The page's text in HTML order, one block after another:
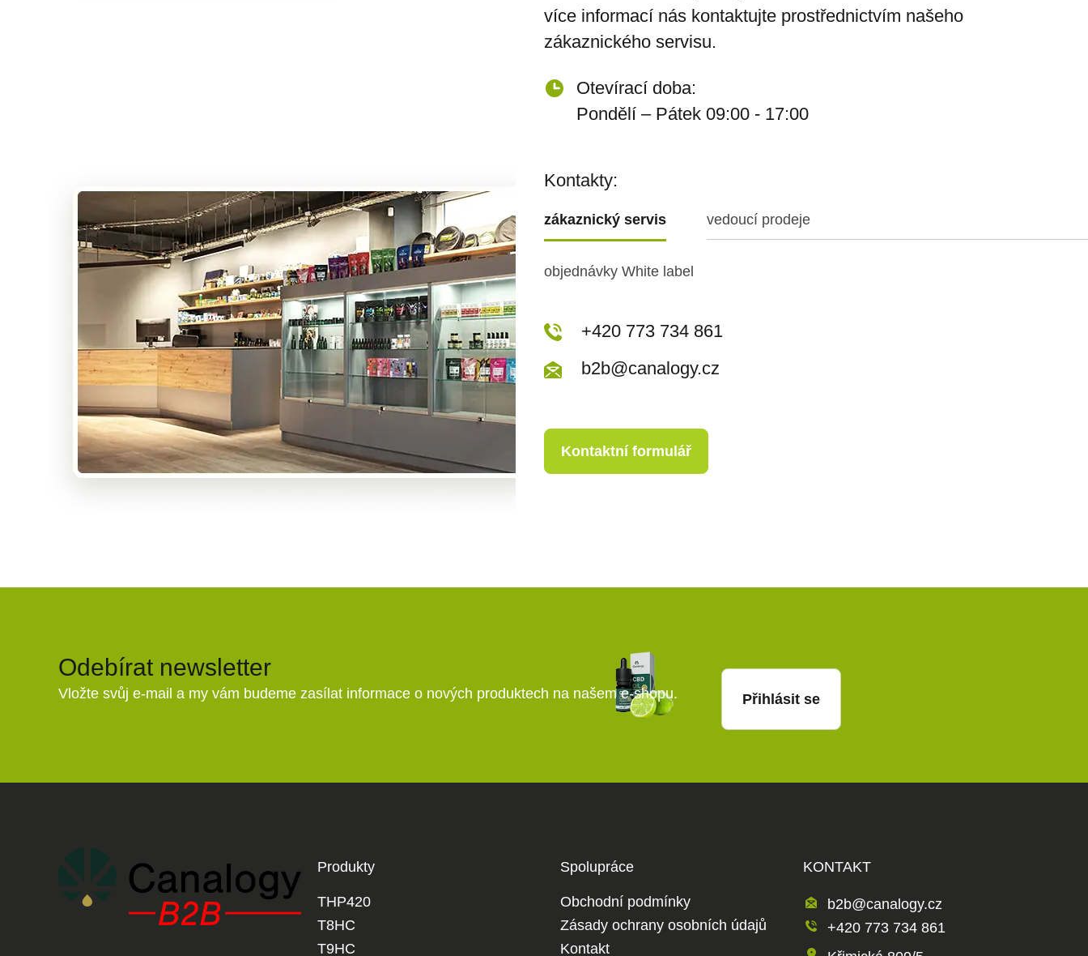
více informací nás kontaktujte prostřednictvím našeho
zákaznického servisu.
Otevírací doba:
Pondělí – Pátek 09:00 - 17:00
Kontakty:
zákaznický servis vedoucí prodeje
objednávky White label
+420 773 717 942
kopecka@canapuff.cz
Kontaktní formulář
+420 773 734 861
b2b@canalogy.cz
Kontaktní formulář
Odebírat newsletter
Vložte svůj e-mail a my vám budeme zasílat informace o nových produktech na našem e-shopu. Přihlásit se
Produkty
THP420
T8HC
T9HC
Spolupráce
Obchodní podmínky
Zásady ochrany osobních údajů
Kontakt
KONTAKT
b2b@canalogy.cz
+420 773 734 861